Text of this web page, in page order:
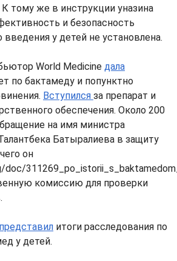
К тому же в инструкции уназина
и безопасность
у детей не установлена.
World Medicine дала
по бактамеду и попунктно
Вступился за препарат и
обеспечения. Около 200
на имя министра
Батыралиева в защиту
он
doc/
комиссию для проверки
представил итоги расследования по
у детей.